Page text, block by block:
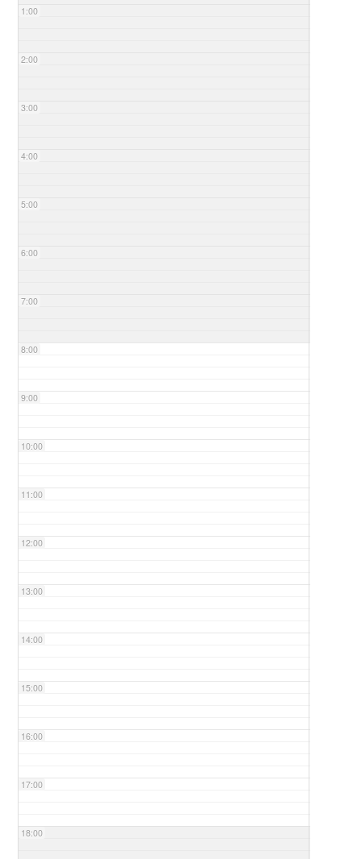
1:00
2:00
3:00
4:00
5:00
6:00
7:00
8:00
9:00
10:00
11:00
12:00
13:00
14:00
15:00
16:00
17:00
18:00